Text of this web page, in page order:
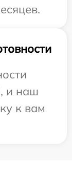
и наш
к вам